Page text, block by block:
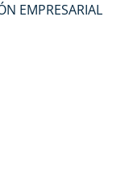
EMPRESARIAL